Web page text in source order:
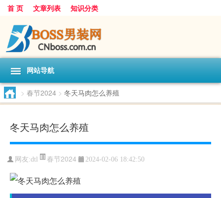
首 页 文章列表 知识分类
网站导航
> 春节2024 > 冬天马肉怎么养殖
冬天马肉怎么养殖
网友:dtl 春节2024 2024-02-06 18:42:50